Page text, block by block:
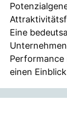
Eine
Performance
einen